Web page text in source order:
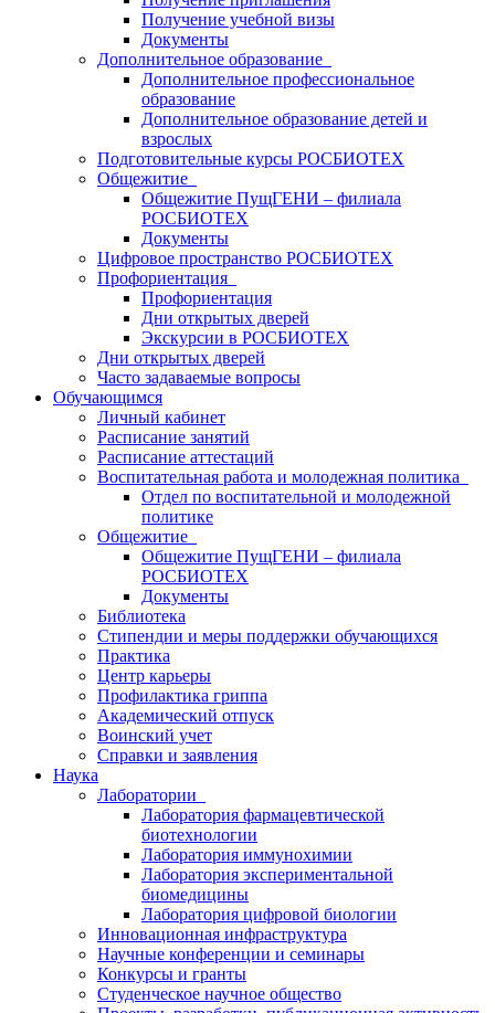
Получение учебной визы
Документы
Дополнительное образование
Дополнительное профессиональное
образование
Дополнительное образование детей и
взрослых
Подготовительные курсы РОСБИОТЕХ
Общежитие
Общежитие ПущГЕНИ – филиала
РОСБИОТЕХ
Документы
Цифровое пространство РОСБИОТЕХ
Профориентация
Профориентация
Дни открытых дверей
Экскурсии в РОСБИОТЕХ
Дни открытых дверей
Часто задаваемые вопросы
Обучающимся
Личный кабинет
Расписание занятий
Расписание аттестаций
Воспитательная работа и молодежная политика
Отдел по воспитательной и молодежной
политике
Общежитие
Общежитие ПущГЕНИ – филиала
РОСБИОТЕХ
Документы
Библиотека
Стипендии и меры поддержки обучающихся
Практика
Центр карьеры
Профилактика гриппа
Академический отпуск
Воинский учет
Справки и заявления
Наука
Лаборатории
Лаборатория фармацевтической
биотехнологии
Лаборатория иммунохимии
Лаборатория экспериментальной
биомедицины
Лаборатория цифровой биологии
Инновационная инфраструктура
Научные конференции и семинары
Конкурсы и гранты
Студенческое научное общество